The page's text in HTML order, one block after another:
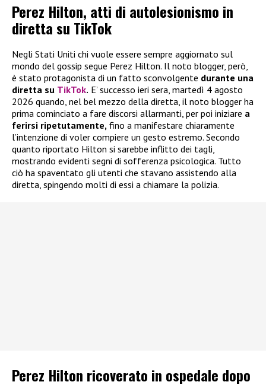
Perez Hilton, atti di autolesionismo in
diretta su TikTok
Negli Stati Uniti chi vuole essere sempre aggiornato sul
mondo del gossip segue Perez Hilton. Il noto blogger, però,
è stato protagonista di un fatto sconvolgente durante una
diretta su TikTok. E’ successo ieri sera, martedì 4 agosto
2026 quando, nel bel mezzo della diretta, il noto blogger ha
prima cominciato a fare discorsi allarmanti, per poi iniziare a
ferirsi ripetutamente, fino a manifestare chiaramente
l’intenzione di voler compiere un gesto estremo. Secondo
quanto riportato Hilton si sarebbe inflitto dei tagli,
mostrando evidenti segni di sofferenza psicologica. Tutto
ciò ha spaventato gli utenti che stavano assistendo alla
diretta, spingendo molti di essi a chiamare la polizia.
Perez Hilton ricoverato in ospedale dopo